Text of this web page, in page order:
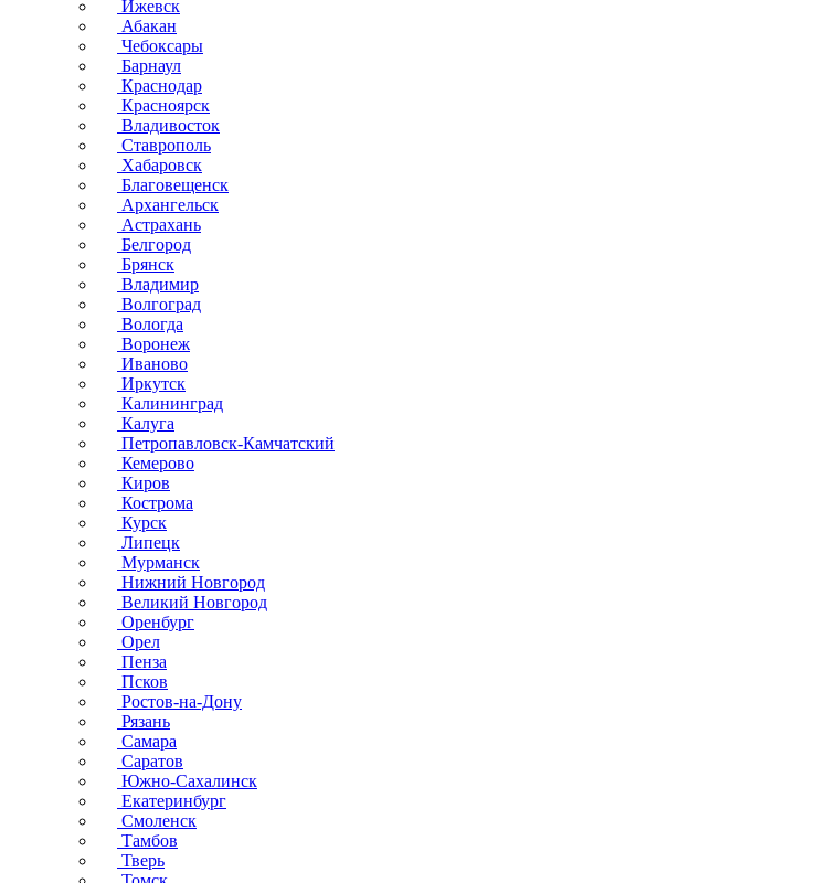
Ижевск
Абакан
Чебоксары
Барнаул
Краснодар
Красноярск
Владивосток
Ставрополь
Хабаровск
Благовещенск
Архангельск
Астрахань
Белгород
Брянск
Владимир
Волгоград
Вологда
Воронеж
Иваново
Иркутск
Калининград
Калуга
Петропавловск-Камчатский
Кемерово
Киров
Кострома
Курск
Липецк
Мурманск
Нижний Новгород
Великий Новгород
Оренбург
Орел
Пенза
Псков
Ростов-на-Дону
Рязань
Самара
Саратов
Южно-Сахалинск
Екатеринбург
Смоленск
Тамбов
Тверь